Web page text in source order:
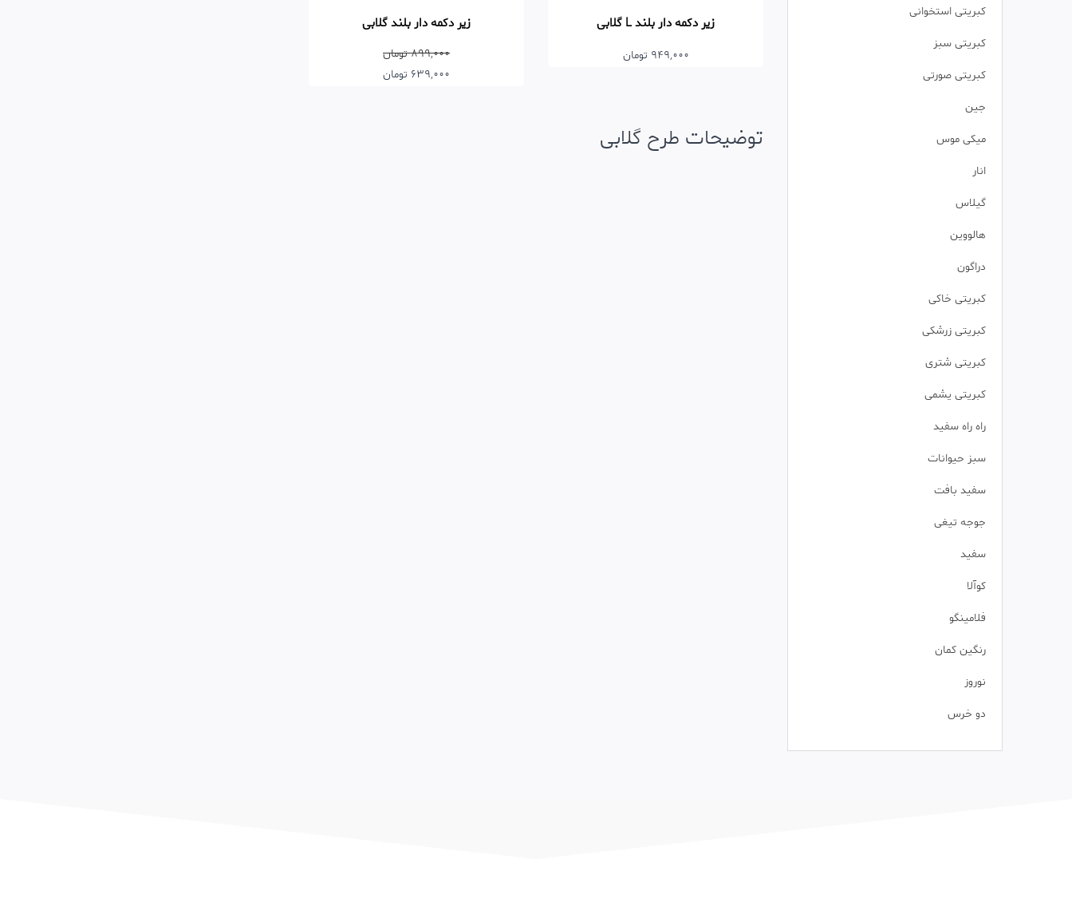
کبریتی استخوانی
کبریتی سبز
کبریتی صورتی
جین
میکی موس
انار
گیلاس
هالووین
دراگون
کبریتی خاکی
کبریتی زرشکی
کبریتی شتری
کبریتی یشمی
راه راه سفید
سبز حیوانات
سفید بافت
جوجه تیغی
سفید
کوآلا
فلامینگو
رنگین کمان
نوروز
دو خرس
زیر دکمه دار بلند L گلابی
949,000 تومان
زیر دکمه دار بلند گلابی
899,000 تومان
639,000 تومان
توضیحات طرح گلابی